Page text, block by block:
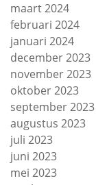
maart 2024
februari 2024
januari 2024
december 2023
november 2023
oktober 2023
september 2023
augustus 2023
juli 2023
juni 2023
mei 2023